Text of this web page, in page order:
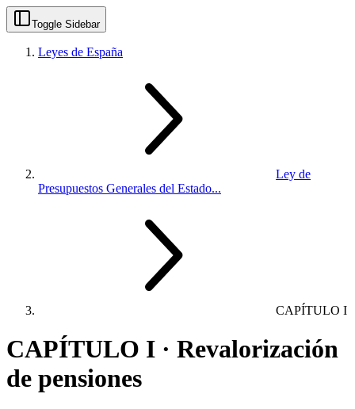
Toggle Sidebar
Leyes de España
Ley de
Presupuestos Generales del Estado...
CAPÍTULO I
CAPÍTULO I · Revalorización
de pensiones